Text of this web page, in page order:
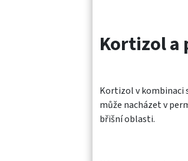
Kortizol a
Kortizol v kombinaci
může nacházet v
břišní oblasti.